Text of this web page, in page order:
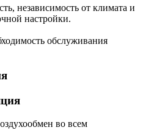
независимость от климата и
настройки.
обслуживания
во всем